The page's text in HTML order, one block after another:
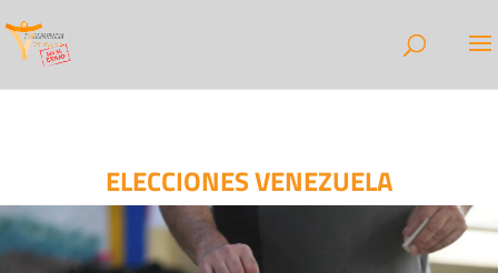
ELECCIONES VENEZUELA